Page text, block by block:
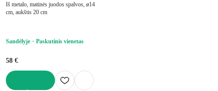
Iš metalo, matinės juodos spalvos, ø14
cm, aukštis 20 cm
Sandėlyje Paskutinis vienetas
58 €